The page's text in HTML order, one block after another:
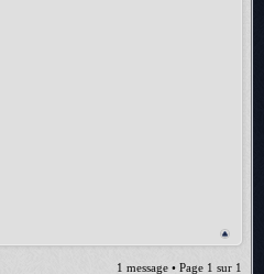
1 message • Page 1 sur 1